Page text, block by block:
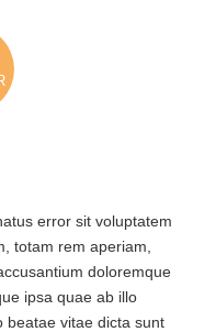
error sit voluptatem
totam rem aperiam,
doloremque
ipsa quae ab illo
beatae vitae dicta sunt